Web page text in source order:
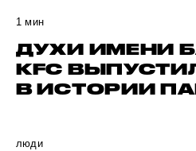
1 мин
ДУХИ ИМЕНИ
KFC
В ИСТОРИИ
люди